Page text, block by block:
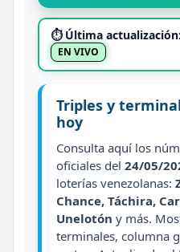
⏱ Última actualización:
EN VIVO
Triples y
hoy
Consulta aquí los
oficiales del 24/05/
loterías venezolanas:
Chance, Táchira,
Unelotón y más.
terminales, columna